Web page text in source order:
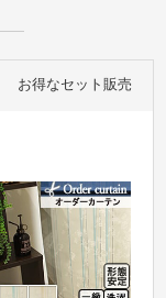
お得なセット販売